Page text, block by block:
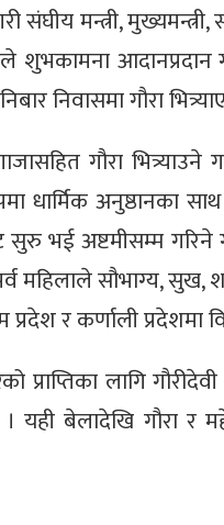
मन्त्री,
शुभकामना आदानप्रदान
निवासमा गौरा
गौरा
धार्मिक अनुष्ठानका
सुरु भई अष्टमीसम्म गरिने
महिलाले सौभाग्य, सुख,
प्रदेश र कर्णाली
लागि
। यही बेलादेखि गौरा र